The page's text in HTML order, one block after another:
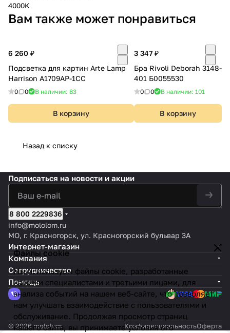
4000K
Вам также может понравиться
6 260 ₽
Подсветка для картин Arte Lamp
Harrison A1709AP-1CC
0 0 В наличии: 83
В корзину
3 347 ₽
Бра Rivoli Deborah 3148-
401 Б0055530
0 0 В наличии: 101
В корзину
Назад к списку
Файлы cookie
Мы используем файлы cookie, разработанные
нашими специалистами и третьими лицами, для
анализа событий на нашем веб-сайте, что позволяет
нам улучшать взаимодействие с пользователями и
обслуживание. Продолжая просмотр страниц
нашего сайта, вы принимаете условия его
Подписаться на новости и акции
8 800 2229836
info@mololom.ru
МО, г. Красногорск, ул. Красногорский бульвар 3А
Интернет-магазин
Компания
Сотрудничество
Помощь
© 2026 mololom КонфиденциальностьОферта